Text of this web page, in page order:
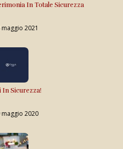
In Totale Sicurezza
maggio 2021
In Sicurezza!
maggio 2020